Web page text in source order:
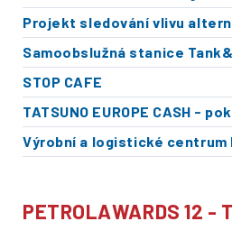
Projekt sledování vlivu
Samoobslužná stanice
STOP CAFE
TATSUNO EUROPE CASH -
Výrobní a logistické centrum
PETROLAWARDS 12 -